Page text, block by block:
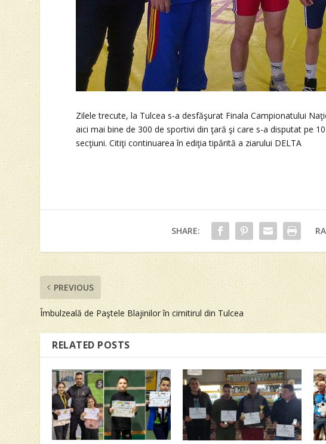
Zilele trecute, la Tulcea s-a desfăşurat Finala Campionatului
aici mai bine de 300 de sportivi din ţară şi care s-a disputat pe
secţiuni. Citiţi continuarea în ediţia tipărită a ziarului DELTA
SHARE:
PREVIOUS
Îmbulzeală de Paştele Blajinilor în cimitirul din Tulcea
RELATED POSTS